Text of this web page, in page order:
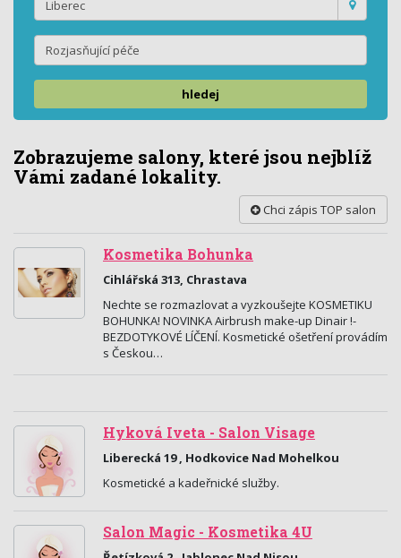
hledej
Zobrazujeme salony, které jsou nejblíž
Vámi zadané lokality.
Chci zápis TOP salon
Kosmetika Bohunka
Cihlářská 313, Chrastava
Nechte se rozmazlovat a vyzkoušejte KOSMETIKU
BOHUNKA! NOVINKA Airbrush make-up Dinair !-
BEZDOTYKOVÉ LÍČENÍ. Kosmetické ošetření provádím
s Českou…
Hyková Iveta - Salon Visage
Liberecká 19 , Hodkovice Nad Mohelkou
Kosmetické a kadeřnické služby.
Salon Magic - Kosmetika 4U